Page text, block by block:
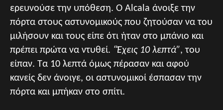
ερευνούσε την υπόθεση. Ο Alcala άνοιξε την
πόρτα στους αστυνομικούς που ζητούσαν να του
μιλήσουν και τους είπε ότι ήταν στο μπάνιο και
πρέπει πρώτα να ντυθεί. “Έχεις 10 λεπτά”, του
είπαν. Τα 10 λεπτά όμως πέρασαν και αφού
κανείς δεν άνοιγε, οι αστυνομικοί έσπασαν την
πόρτα και μπήκαν στο σπίτι.